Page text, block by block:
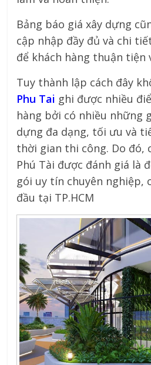
Bảng báo giá xây dựng
cập nhập đầy đủ và chi
để khách hàng thuận tiện
Tuy thành lập cách đây
Phu Tai ghi được nhiều
hàng bởi có nhiều những
dựng đa dạng, tối ưu và
thời gian thi công. Do đó,
Phú Tài được đánh giá là
gói uy tín chuyên nghiệp,
đầu tại TP.HCM